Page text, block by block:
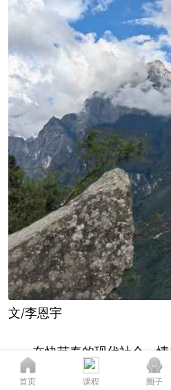
文/李恩宇
在快节奏的现代社会，情
种常态。人们通过各种渠道
您的态度至关重要...
首页 课程 圈子